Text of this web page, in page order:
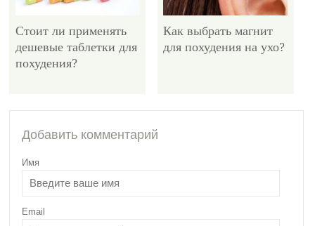
Стоит ли применять
дешевые таблетки для
похудения?
Как выбрать магнит
для похудения на ухо?
Какой протеин лучше
Добавить комментарий
Имя
Email